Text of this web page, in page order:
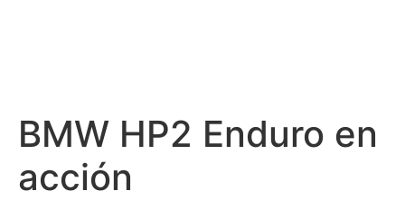
BMW HP2 Enduro en
acción